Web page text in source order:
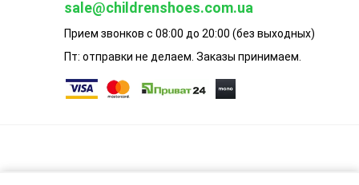
sale@childrenshoes.com.ua
Прием звонков с 08:00 до 20:00 (без выходных)
Пт: отправки не делаем. Заказы принимаем.